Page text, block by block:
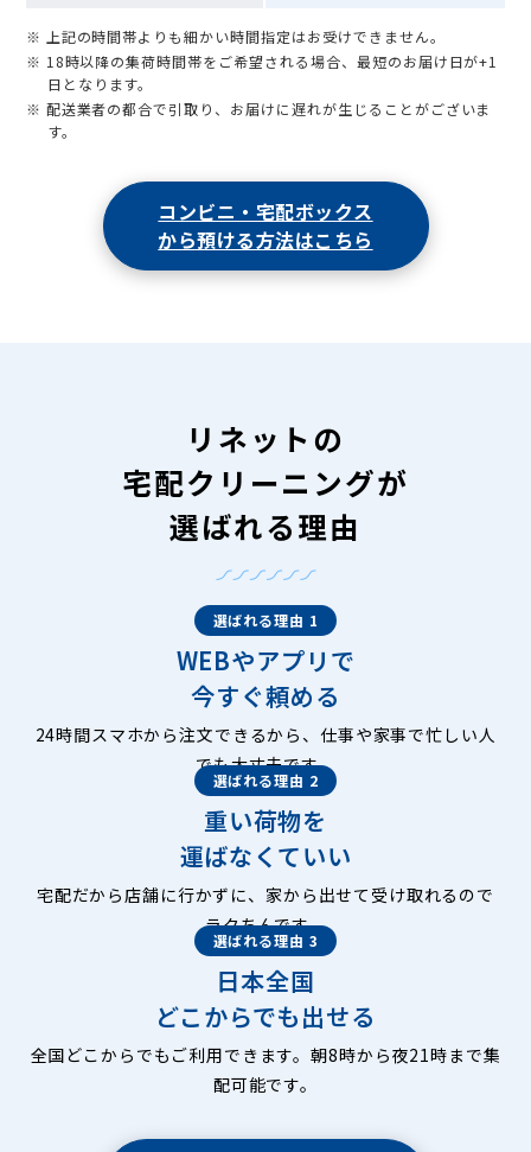
※ 上記の時間帯よりも細かい時間指定はお受けできません。
※ 18時以降の集荷時間帯をご希望される場合、最短のお届け日が+1
日となります。
※ 配送業者の都合で引取り、お届けに遅れが生じることがございま
す。
コンビニ・宅配ボックス
から預ける方法はこちら
リネットの
宅配クリーニングが
選ばれる理由
選ばれる理由 1
WEBやアプリで
今すぐ頼める
24時間スマホから注文できるから、仕事や家事で忙しい人
でも大丈夫です。
選ばれる理由 2
重い荷物を
運ばなくていい
宅配だから店舗に行かずに、家から出せて受け取れるので
ラクちんです。
選ばれる理由 3
日本全国
どこからでも出せる
全国どこからでもご利用できます。朝8時から夜21時まで集
配可能です。